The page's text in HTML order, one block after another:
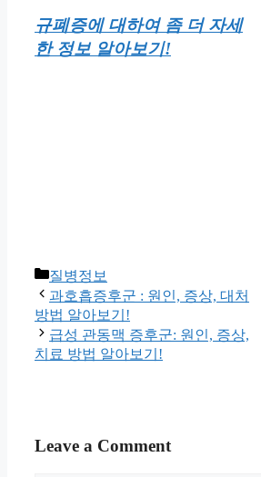
규폐증에 대하여 좀 더 자세
한 정보 알아보기!
Categories
질병정보
과호흡증후군 : 원인, 증상, 대처
방법 알아보기!
급성 관동맥 증후군: 원인, 증상,
치료 방법 알아보기!
Leave a Comment